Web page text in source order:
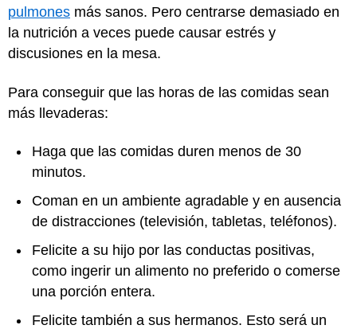
pulmones más sanos. Pero centrarse demasiado en
la nutrición a veces puede causar estrés y
discusiones en la mesa.
Para conseguir que las horas de las comidas sean
más llevaderas:
Haga que las comidas duren menos de 30
minutos.
Coman en un ambiente agradable y en ausencia
de distracciones (televisión, tabletas, teléfonos).
Felicite a su hijo por las conductas positivas,
como ingerir un alimento no preferido o comerse
una porción entera.
Felicite también a sus hermanos. Esto será un